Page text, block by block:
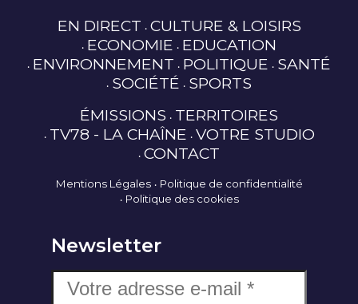
EN DIRECT CULTURE & LOISIRS
ECONOMIE EDUCATION
ENVIRONNEMENT POLITIQUE SANTÉ
SOCIÉTÉ SPORTS
ÉMISSIONS TERRITOIRES
TV78 - LA CHAÎNE VOTRE STUDIO
CONTACT
Mentions Légales
Politique de confidentialité
Politique des cookies
Newsletter